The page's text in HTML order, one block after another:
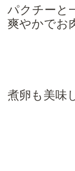
パクチーと
爽やかでお
煮卵も美味